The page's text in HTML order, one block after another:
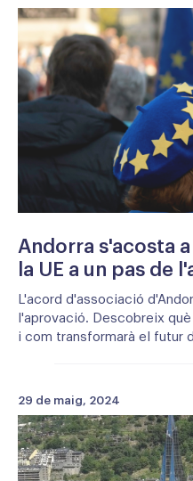
Andorra s'acosta
la UE a un pas de
L'acord d'associació
l'aprovació. Descobreix
i com transformarà el futur
29 de maig, 2024